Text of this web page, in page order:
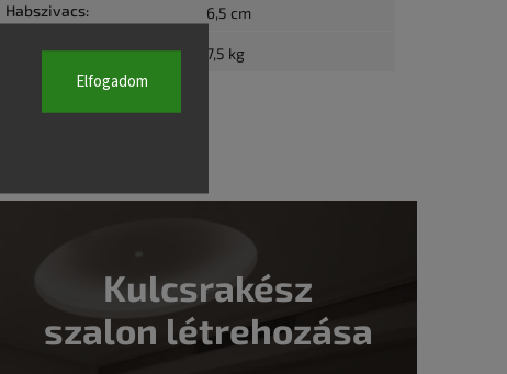
Elfogadom
Habszivacs: 6,5 cm
7,5 kg
Kulcsrakész
szalon létrehozása